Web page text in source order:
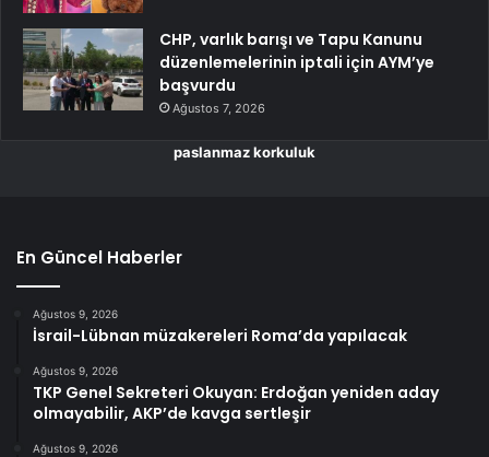
CHP, varlık barışı ve Tapu Kanunu
düzenlemelerinin iptali için AYM’ye
başvurdu
Ağustos 7, 2026
paslanmaz korkuluk
En Güncel Haberler
Ağustos 9, 2026
İsrail-Lübnan müzakereleri Roma’da yapılacak
Ağustos 9, 2026
TKP Genel Sekreteri Okuyan: Erdoğan yeniden aday
olmayabilir, AKP’de kavga sertleşir
Ağustos 9, 2026